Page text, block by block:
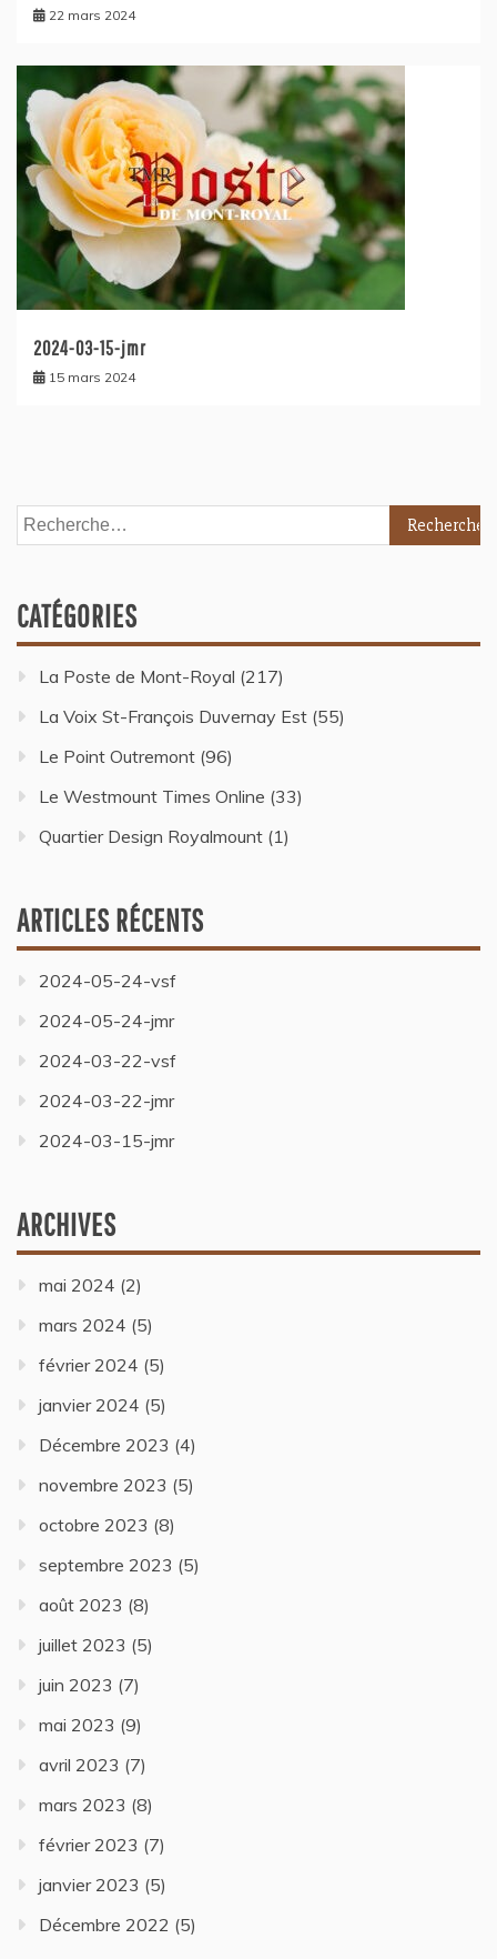
22 mars 2024
2024-03-15-jmr
15 mars 2024
CATÉGORIES
La Poste de Mont-Royal (217)
La Voix St-François Duvernay Est (55)
Le Point Outremont (96)
Le Westmount Times Online (33)
Quartier Design Royalmount (1)
ARTICLES RÉCENTS
2024-05-24-vsf
2024-05-24-jmr
2024-03-22-vsf
2024-03-22-jmr
2024-03-15-jmr
ARCHIVES
mai 2024 (2)
mars 2024 (5)
février 2024 (5)
janvier 2024 (5)
Décembre 2023 (4)
novembre 2023 (5)
octobre 2023 (8)
septembre 2023 (5)
août 2023 (8)
juillet 2023 (5)
juin 2023 (7)
mai 2023 (9)
avril 2023 (7)
mars 2023 (8)
février 2023 (7)
janvier 2023 (5)
Décembre 2022 (5)